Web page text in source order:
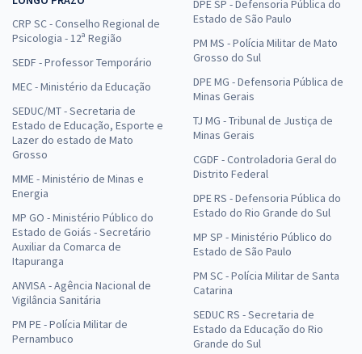
CRP SC - Conselho Regional de
Psicologia - 12ª Região
SEDF - Professor Temporário
MEC - Ministério da Educação
SEDUC/MT - Secretaria de
Estado de Educação, Esporte e
Lazer do estado de Mato
Grosso
MME - Ministério de Minas e
Energia
MP GO - Ministério Público do
Estado de Goiás - Secretário
Auxiliar da Comarca de
Itapuranga
ANVISA - Agência Nacional de
Vigilância Sanitária
PM PE - Polícia Militar de
Pernambuco
DPE SP - Defensoria Pública do
Estado de São Paulo
PM MS - Polícia Militar de Mato
Grosso do Sul
DPE MG - Defensoria Pública de
Minas Gerais
TJ MG - Tribunal de Justiça de
Minas Gerais
CGDF - Controladoria Geral do
Distrito Federal
DPE RS - Defensoria Pública do
Estado do Rio Grande do Sul
MP SP - Ministério Público do
Estado de São Paulo
PM SC - Polícia Militar de Santa
Catarina
SEDUC RS - Secretaria de
Estado da Educação do Rio
Grande do Sul